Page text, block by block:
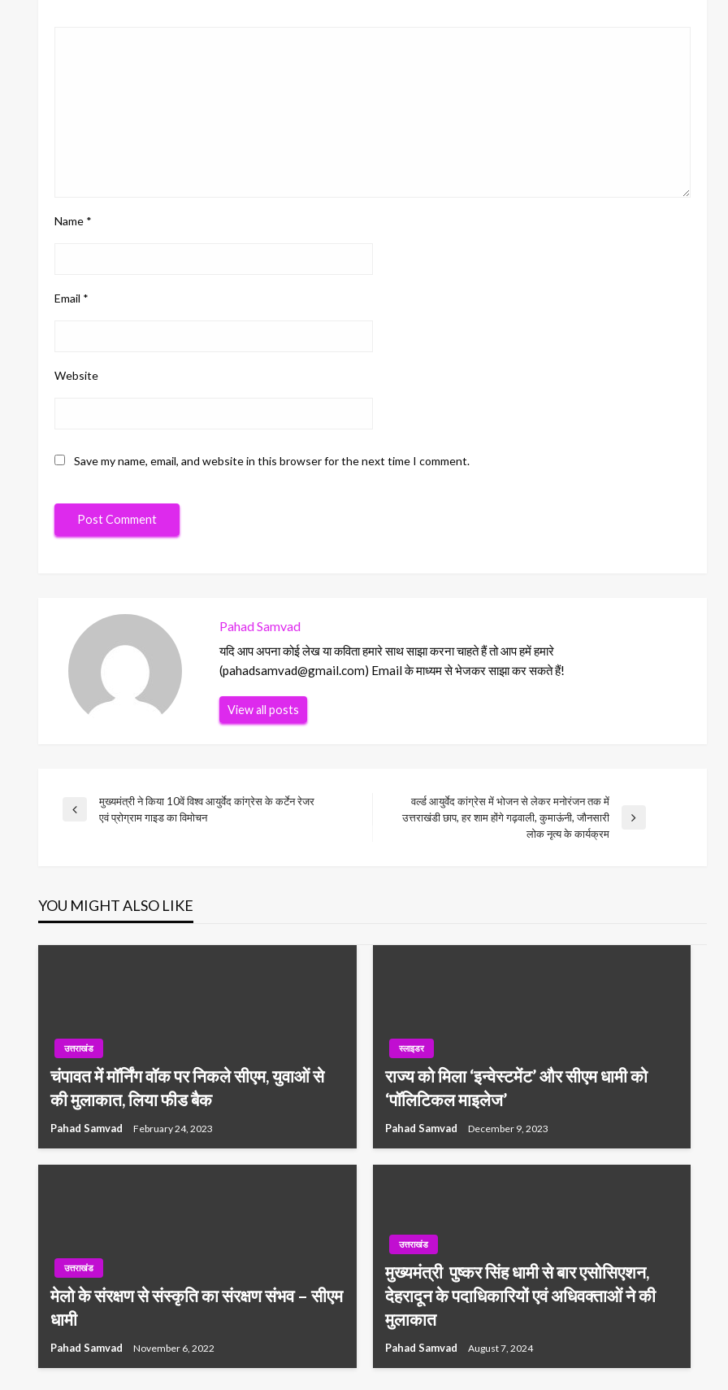
Name *
Email *
Website
Save my name, email, and website in this browser for the next time I comment.
Pahad Samvad
यदि आप अपना कोई लेख या कविता हमारे साथ साझा करना चाहते हैं तो आप हमें हमारे
(pahadsamvad@gmail.com) Email के माध्यम से भेजकर साझा कर सकते हैं!
View all posts
Post
Previous
मुख्यमंत्री ने किया 10वें विश्व आयुर्वेद कांग्रेस के कर्टेन रेजर
एवं प्रोग्राम गाइड का विमोचन
Next
वर्ल्ड आयुर्वेद कांग्रेस में भोजन से लेकर मनोरंजन तक में
उत्तराखंडी छाप, हर शाम होंगे गढ़वाली, कुमाऊंनी, जौनसारी
लोक नृत्य के कार्यक्रम
YOU MIGHT ALSO LIKE
उत्तराखंड
चंपावत में मॉर्निंग वॉक पर निकले सीएम, युवाओं से
की मुलाकात, लिया फीड बैक
Pahad Samvad February 24, 2023
स्लाइडर
राज्य को मिला ‘इन्वेस्टमेंट’ और सीएम धामी को
‘पॉलिटिकल माइलेज’
Pahad Samvad December 9, 2023
उत्तराखंड
मेलो के संरक्षण से संस्कृति का संरक्षण संभव – सीएम
धामी
Pahad Samvad November 6, 2022
उत्तराखंड
मुख्यमंत्री पुष्कर सिंह धामी से बार एसोसिएशन,
देहरादून के पदाधिकारियों एवं अधिवक्ताओं ने की
मुलाकात
Pahad Samvad August 7, 2024